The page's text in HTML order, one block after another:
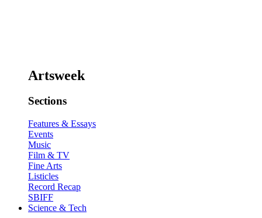
Artsweek
Sections
Features & Essays
Events
Music
Film & TV
Fine Arts
Listicles
Record Recap
SBIFF
Science & Tech